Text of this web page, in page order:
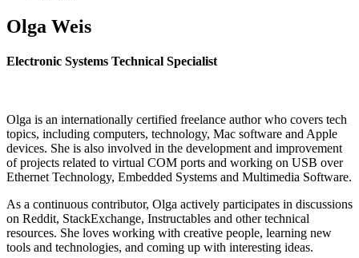
Olga Weis
Electronic Systems Technical Specialist
Olga is an internationally certified freelance author who covers tech
topics, including computers, technology, Mac software and Apple
devices. She is also involved in the development and improvement
of projects related to virtual COM ports and working on USB over
Ethernet Technology, Embedded Systems and Multimedia Software.
As a continuous contributor, Olga actively participates in discussions
on Reddit, StackExchange, Instructables and other technical
resources. She loves working with creative people, learning new
tools and technologies, and coming up with interesting ideas.